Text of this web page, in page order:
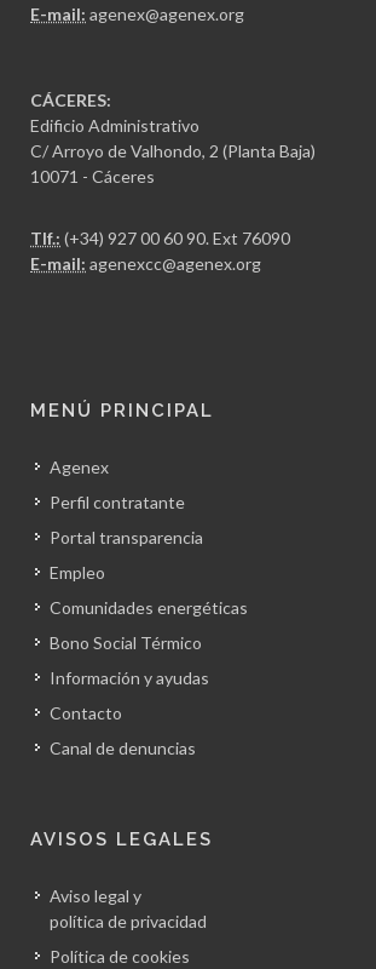
E-mail: agenex@agenex.org
CÁCERES:
Edificio Administrativo
C/ Arroyo de Valhondo, 2 (Planta Baja)
10071 - Cáceres
Tlf.: (+34) 927 00 60 90. Ext 76090
E-mail: agenexcc@agenex.org
MENÚ PRINCIPAL
Agenex
Perfil contratante
Portal transparencia
Empleo
Comunidades energéticas
Bono Social Térmico
Información y ayudas
Contacto
Canal de denuncias
AVISOS LEGALES
Aviso legal y
política de privacidad
Política de cookies